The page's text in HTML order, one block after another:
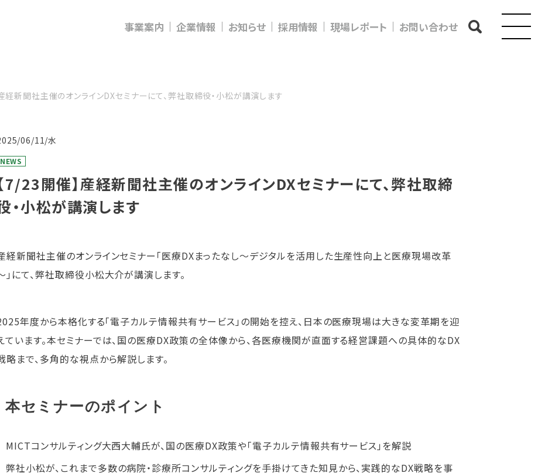
事業案内 企業情報 お知らせ 採用情報 現場レポート お問い合わせ
経新聞社主催のオンラインDXセミナーにて、弊社取締役・小松が講演します
06/11/水
NEWS
7/23開催】産経新聞社主催のオンラインDXセミナーにて、弊社取締
・小松が講演します
経新聞社主催のオンラインセミナー「医療DXまったなし～デジタルを活用した生産性向上と医療現場改革
」にて、弊社取締役小松大介が講演します。
年度から本格化する「電子カルテ情報共有サービス」の開始を控え、日本の医療現場は大きな変革期を迎
ています。本セミナーでは、国の医療DX政策の全体像から、各医療機関が直面する経営課題への具体的なDX
略まで、多角的な視点から解説します。
本セミナーのポイント
MICTコンサルティング大西大輔氏が、国の医療DX政策や「電子カルテ情報共有サービス」を解説
弊社小松が、これまで多数の病院・診療所コンサルティングを手掛けてきた知見から、実践的なDX戦略を事